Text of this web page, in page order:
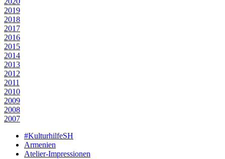
2019
2018
2017
2016
2015
2014
2013
2012
2011
2010
2009
2008
2007
#KulturhilfeSH
Armenien
Atelier-Impressionen